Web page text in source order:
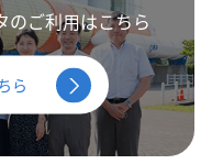
のご利用はこちら
ら